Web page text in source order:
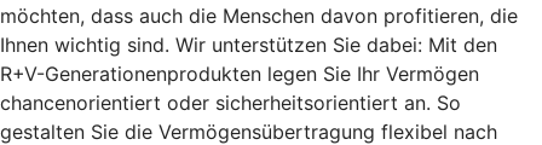
möchten, dass auch die Menschen davon profitieren, die
Ihnen wichtig sind. Wir unterstützen Sie dabei: Mit den
R+V-Generationenprodukten legen Sie Ihr Vermögen
chancenorientiert oder sicherheitsorientiert an. So
gestalten Sie die Vermögensübertragung flexibel nach